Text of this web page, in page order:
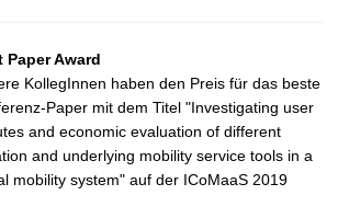
Paper Award
KollegInnen haben den Preis für das beste
Paper mit dem Titel "Investigating user
and economic evaluation of different
and underlying mobility service tools in a
mobility system" auf der ICoMaaS 2019